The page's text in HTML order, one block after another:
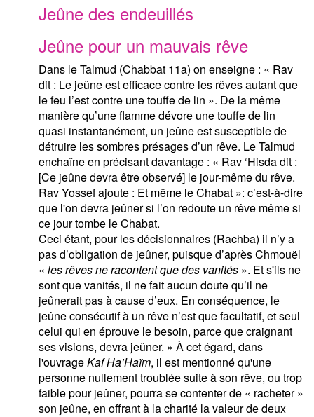
Jeûne des endeuillés
Jeûne pour un mauvais rêve
Dans le Talmud (Chabbat 11a) on enseigne : « Rav
dit : Le jeûne est efficace contre les rêves autant que
le feu l’est contre une touffe de lin ». De la même
manière qu’une flamme dévore une touffe de lin
quasi instantanément, un jeûne est susceptible de
détruire les sombres présages d’un rêve. Le Talmud
enchaîne en précisant davantage : « Rav ‘Hisda dit :
[Ce jeûne devra être observé] le jour-même du rêve.
Rav Yossef ajoute : Et même le Chabat »: c’est-à-dire
que l'on devra jeûner si l’on redoute un rêve même si
ce jour tombe le Chabat.
Ceci étant, pour les décisionnaires (Rachba) il n’y a
pas d’obligation de jeûner, puisque d’après Chmouël
« les rêves ne racontent que des vanités ». Et s'ils ne
sont que vanités, il ne fait aucun doute qu’il ne
jeûnerait pas à cause d’eux. En conséquence, le
jeûne consécutif à un rêve n’est que facultatif, et seul
celui qui en éprouve le besoin, parce que craignant
ses visions, devra jeûner. » À cet égard, dans
l'ouvrageKaf Ha’Haïm, il est mentionné qu'une
personne nullement troublée suite à son rêve, ou trop
faible pour jeûner, pourra se contenter de « racheter »
son jeûne, en offrant à la charité la valeur de deux